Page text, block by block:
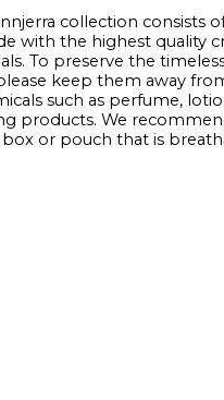
collection consists
with the highest quality
To preserve the
keep them away
such as perfume,
products. We
box or pouch that is